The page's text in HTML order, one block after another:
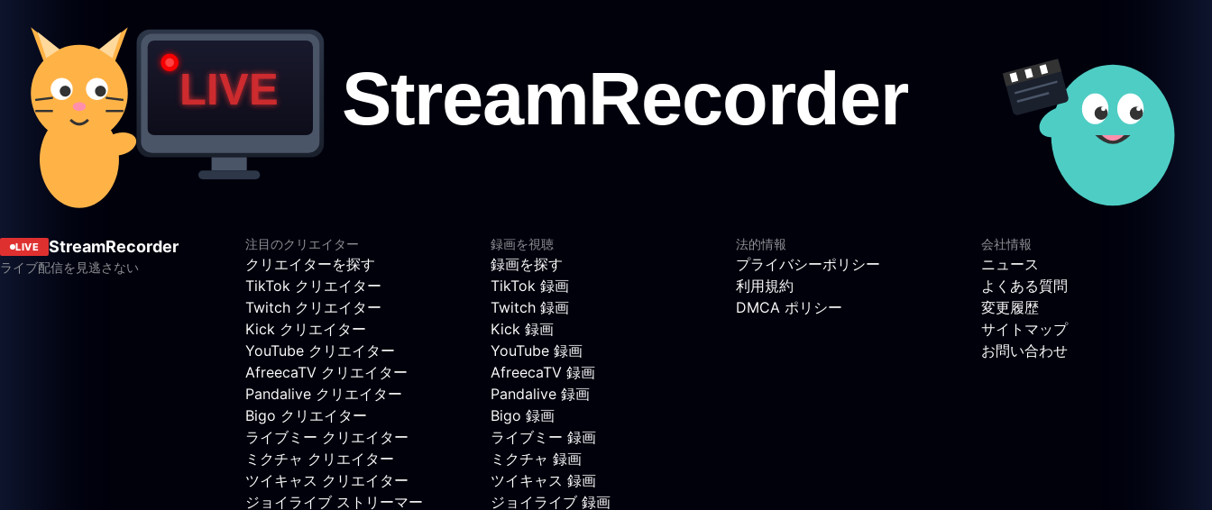
LIVE StreamRecorder
ライブ配信を見逃さない
注目のクリエイター
クリエイターを探す
TikTok クリエイター
Twitch クリエイター
Kick クリエイター
YouTube クリエイター
AfreecaTV クリエイター
Pandalive クリエイター
Bigo クリエイター
ライブミー クリエイター
ミクチャ クリエイター
ツイキャス クリエイター
ジョイライブ ストリーマー
録画を視聴
録画を探す
TikTok 録画
Twitch 録画
Kick 録画
YouTube 録画
AfreecaTV 録画
Pandalive 録画
Bigo 録画
ライブミー 録画
ミクチャ 録画
ツイキャス 録画
ジョイライブ 録画
法的情報
プライバシーポリシー
利用規約
DMCA ポリシー
会社情報
ニュース
よくある質問
変更履歴
サイトマップ
お問い合わせ